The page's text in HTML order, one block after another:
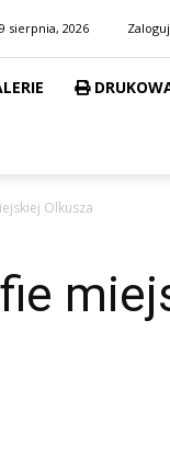
sierpnia, 2026
Olkusza